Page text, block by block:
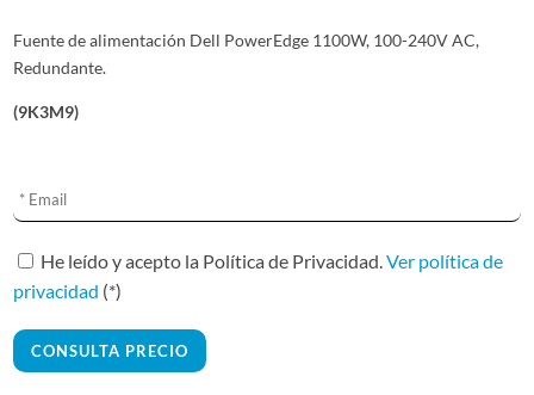
Fuente de alimentación Dell PowerEdge 1100W, 100-240V AC,
Redundante.
(9K3M9)
He leído y acepto la Política de Privacidad.Ver política de
privacidad (*)
A
l
t
n
a